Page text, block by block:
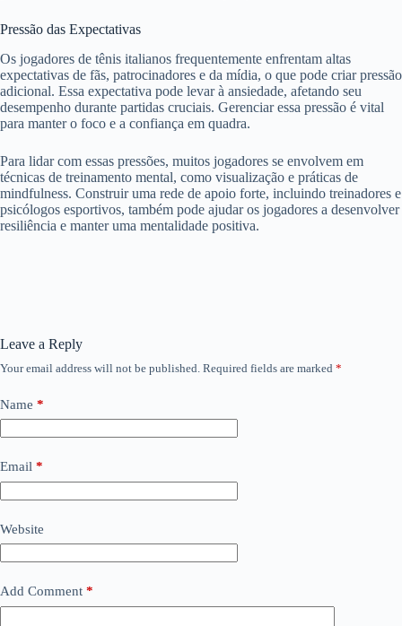
Pressão das Expectativas
Os jogadores de tênis italianos frequentemente enfrentam altas
expectativas de fãs, patrocinadores e da mídia, o que pode criar pressão
adicional. Essa expectativa pode levar à ansiedade, afetando seu
desempenho durante partidas cruciais. Gerenciar essa pressão é vital
para manter o foco e a confiança em quadra.
Para lidar com essas pressões, muitos jogadores se envolvem em
técnicas de treinamento mental, como visualização e práticas de
mindfulness. Construir uma rede de apoio forte, incluindo treinadores e
psicólogos esportivos, também pode ajudar os jogadores a desenvolver
resiliência e manter uma mentalidade positiva.
Leave a Reply
Your email address will not be published. Required fields are marked *
Name *
Email *
Website
Add Comment *